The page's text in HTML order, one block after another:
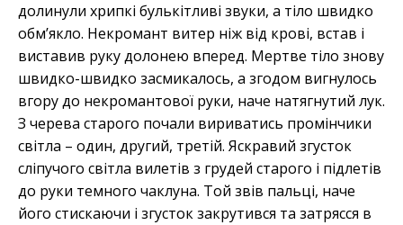
долинули хрипкі булькітливі звуки, а тіло швидко
обм’якло. Некромант витер ніж від крові, встав і
виставив руку долонею вперед. Мертве тіло знову
швидко-швидко засмикалось, а згодом вигнулось
вгору до некромантової руки, наче натягнутий лук.
З черева старого почали вириватись промінчики
світла – один, другий, третій. Яскравий згусток
сліпучого світла вилетів з грудей старого і підлетів
до руки темного чаклуна. Той звів пальці, наче
його стискаючи і згусток закрутився та затрясся в